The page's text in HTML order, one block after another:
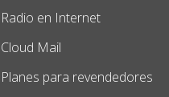
Radio en Internet
Cloud Mail
Planes para revendedores